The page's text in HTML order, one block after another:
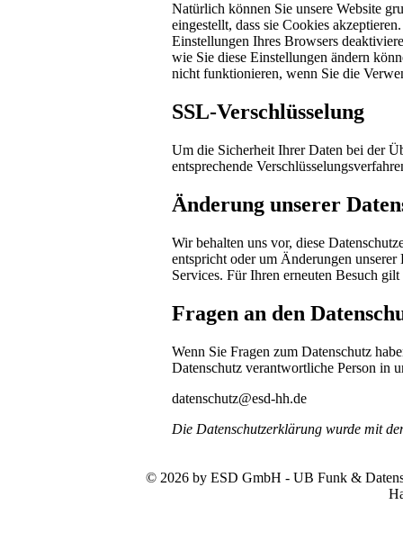
Natürlich können Sie unsere Website
eingestellt, dass sie Cookies
Einstellungen Ihres Browsers
wie Sie diese Einstellungen ändern
nicht funktionieren, wenn Sie die
SSL-Verschlüsselung
Um die Sicherheit Ihrer Daten bei der
entsprechende
Änderung unserer
Wir behalten uns vor, diese
entspricht oder um Änderungen
Services. Für Ihren erneuten Besuch
Fragen an den
Wenn Sie Fragen zum Datenschutz
Datenschutz verantwortliche Person in
datenschutz@esd-hh.de
Die Datenschutzerklärung wurde mit
© 2026 by ESD GmbH - UB Funk &